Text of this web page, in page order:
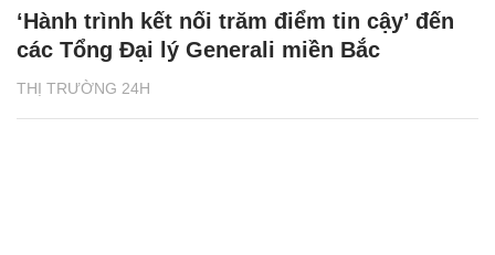
THỊ TRƯỜNG 24H
‘Hành trình kết nối trăm điểm tin cậy’ đến
các Tổng Đại lý Generali miền Bắc